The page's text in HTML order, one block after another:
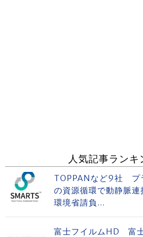
人気記事ランキ
TOPPANなど9社 プ
の資源循環で動静脈
環境省請負...
富士フイルムHD 富